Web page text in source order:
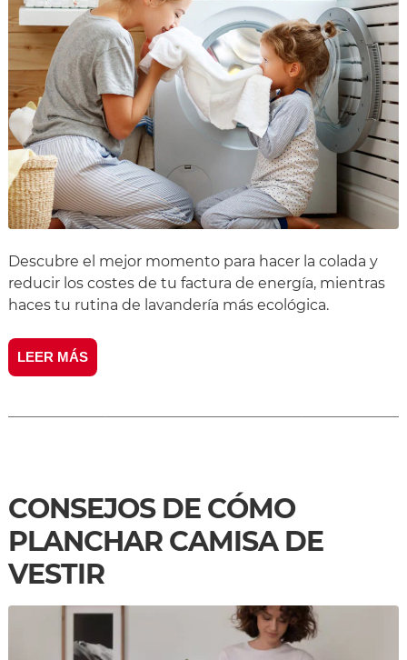
Descubre el mejor momento para hacer la colada y
reducir los costes de tu factura de energía, mientras
haces tu rutina de lavandería más ecológica.
LEER MÁS
CONSEJOS DE CÓMO
PLANCHAR CAMISA DE
VESTIR